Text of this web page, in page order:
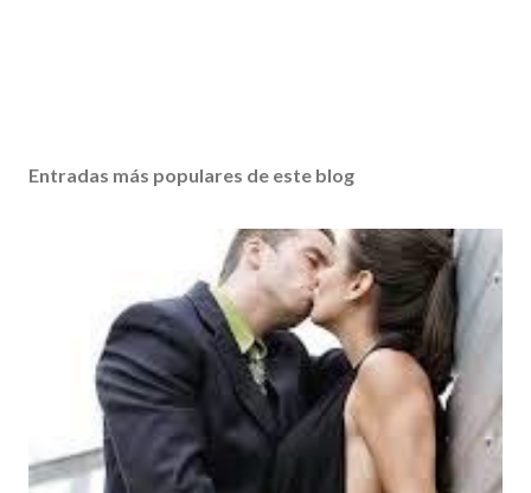
Entradas más populares de este blog